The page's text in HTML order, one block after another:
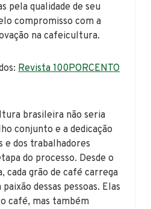
pela qualidade de seu
compromisso com a
na cafeicultura.
Revista 100PORCENTO
brasileira não seria
conjunto e a dedicação
e dos trabalhadores
do processo. Desde o
cada grão de café carrega
dessas pessoas. Elas
café, mas também